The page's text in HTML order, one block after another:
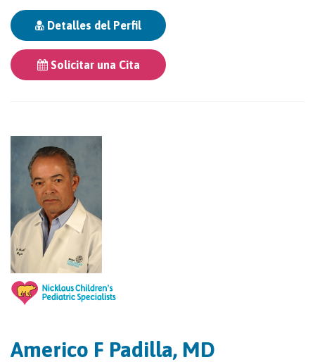
Detalles del Perfil
Solicitar una Cita
Americo F Padilla, MD